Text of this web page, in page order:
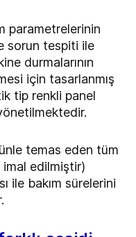
parametrelerinin
sorun tespiti ile
durmalarının
için tasarlanmış
tip renkli panel
temas eden tüm
edilmiştir)
ile bakım sürelerini